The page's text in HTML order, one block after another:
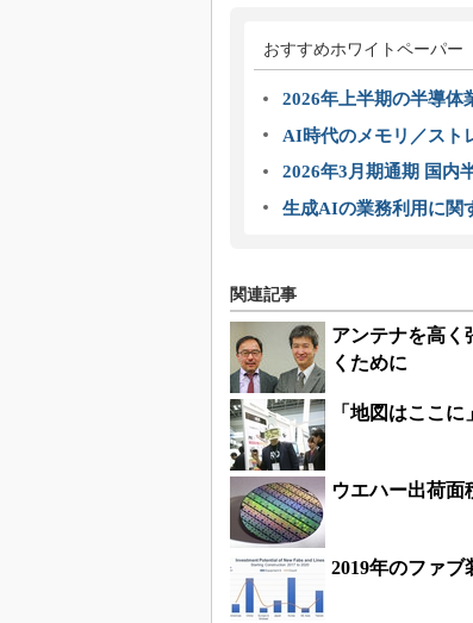
おすすめホワイトペーパー
2026年上半期の半導
AI時代のメモリ／ス
2026年3月期通期 国内
生成AIの業務利用に関
関連記事
アンテナを高く
くために
「地図はここ
ウエハー出荷面
2019年のファ